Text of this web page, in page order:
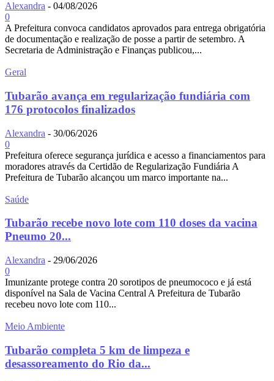
Alexandra - 04/08/2026
0
A Prefeitura convoca candidatos aprovados para entrega obrigatória
de documentação e realização de posse a partir de setembro. A
Secretaria de Administração e Finanças publicou,...
Geral
Tubarão avança em regularização fundiária com
176 protocolos finalizados
Alexandra - 30/06/2026
0
Prefeitura oferece segurança jurídica e acesso a financiamentos para
moradores através da Certidão de Regularização Fundiária A
Prefeitura de Tubarão alcançou um marco importante na...
Saúde
Tubarão recebe novo lote com 110 doses da vacina
Pneumo 20...
Alexandra - 29/06/2026
0
Imunizante protege contra 20 sorotipos de pneumococo e já está
disponível na Sala de Vacina Central A Prefeitura de Tubarão
recebeu novo lote com 110...
Meio Ambiente
Tubarão completa 5 km de limpeza e
desassoreamento do Rio da...